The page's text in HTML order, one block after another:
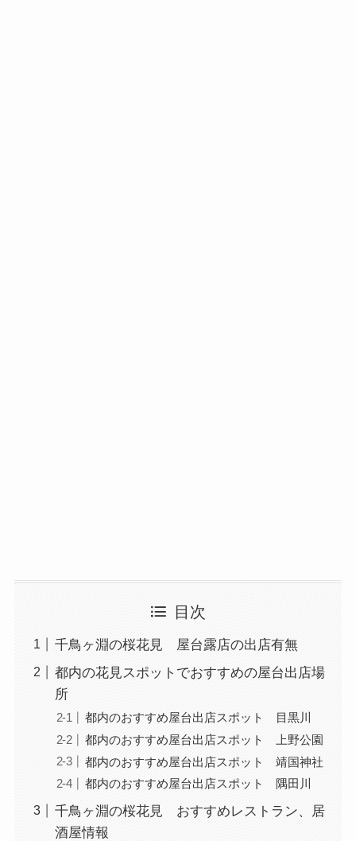
目次
千鳥ヶ淵の桜花見 屋台露店の出店有無
都内の花見スポットでおすすめの屋台出店場
所
都内のおすすめ屋台出店スポット 目黒川
都内のおすすめ屋台出店スポット 上野公園
都内のおすすめ屋台出店スポット 靖国神社
都内のおすすめ屋台出店スポット 隅田川
千鳥ヶ淵の桜花見 おすすめレストラン、居
酒屋情報